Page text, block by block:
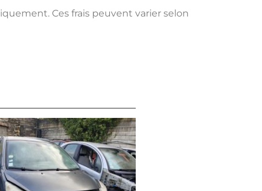
Ces frais peuvent varier selon